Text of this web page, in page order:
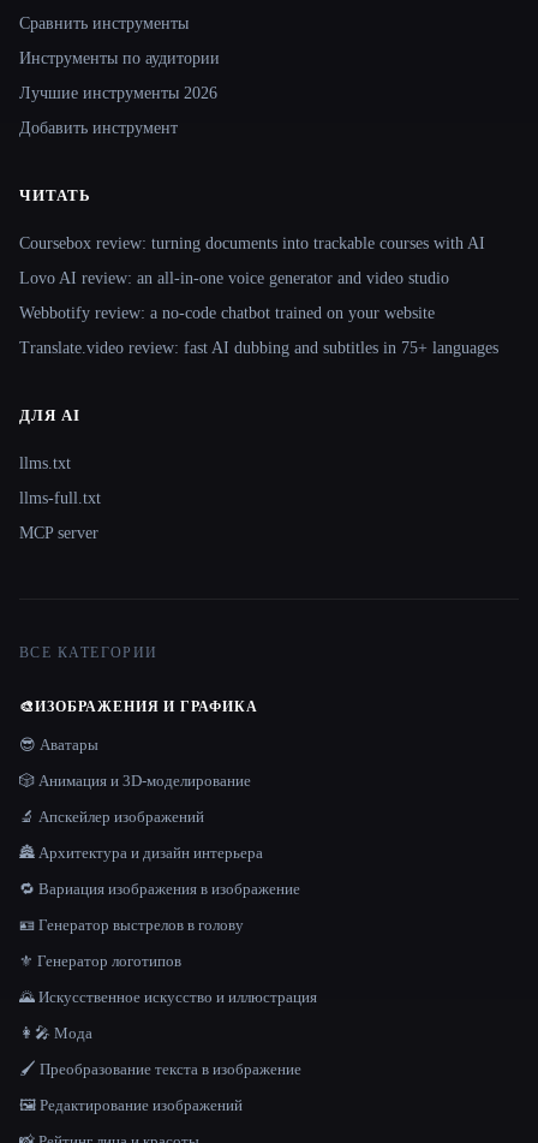
Сравнить инструменты
Инструменты по аудитории
Лучшие инструменты 2026
Добавить инструмент
ЧИТАТЬ
Coursebox review: turning documents into trackable courses with AI
Lovo AI review: an all-in-one voice generator and video studio
Webbotify review: a no-code chatbot trained on your website
Translate.video review: fast AI dubbing and subtitles in 75+ languages
ДЛЯ AI
llms.txt
llms-full.txt
MCP server
ВСЕ КАТЕГОРИИ
🎨ИЗОБРАЖЕНИЯ И ГРАФИКА
😎 Аватары
🎲 Анимация и 3D-моделирование
🔬 Апскейлер изображений
🏯 Архитектура и дизайн интерьера
🔁 Вариация изображения в изображение
🪪 Генератор выстрелов в голову
⚜️ Генератор логотипов
🌄 Искусственное искусство и иллюстрация
👩‍🎤 Мода
🖌️ Преобразование текста в изображение
🖼️ Редактирование изображений